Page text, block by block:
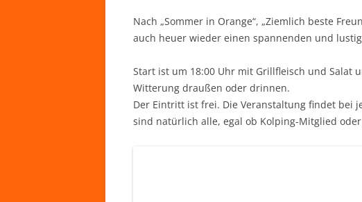
Nach „Sommer in Orange“, „Ziemlich beste
auch heuer wieder einen spannenden und
Start ist um 18:00 Uhr mit Grillfleisch und Salat
Witterung draußen oder drinnen.
Der Eintritt ist frei. Die Veranstaltung findet bei
sind natürlich alle, egal ob Kolping-Mitglied